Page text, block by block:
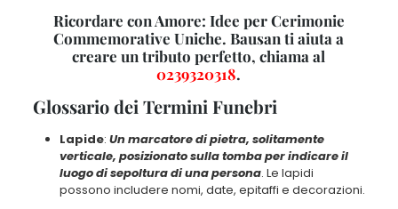
Ricordare con Amore: Idee per Cerimonie
Commemorative Uniche. Bausan ti aiuta a
creare un tributo perfetto, chiama al
0239320318.
Glossario dei Termini Funebri
Lapide: Un marcatore di pietra, solitamente
verticale, posizionato sulla tomba per indicare il
luogo di sepoltura di una persona. Le lapidi
possono includere nomi, date, epitaffi e decorazioni.